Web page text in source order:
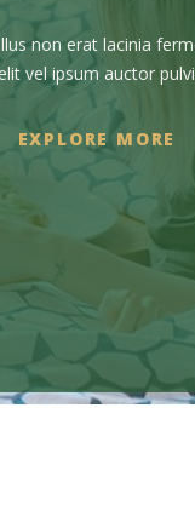
non erat lacinia
vel ipsum auctor
EXPLORE MORE